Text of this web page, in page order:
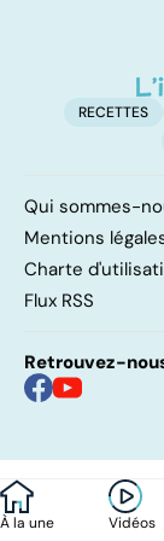
À la une Vidéos
RECETTES
Qui sommes-
Mentions
Charte
Flux RSS
Retrouvez-